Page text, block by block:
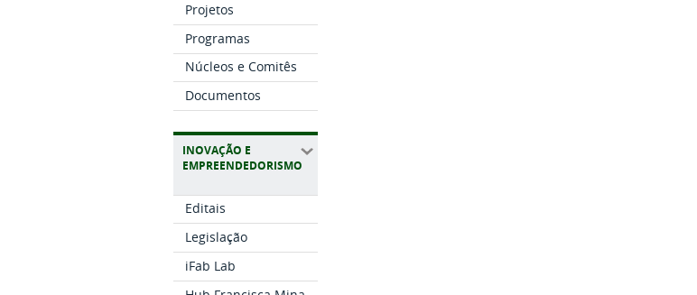
Projetos
Programas
Núcleos e Comitês
Documentos
INOVAÇÃO E
EMPREENDEDORISMO
Editais
Legislação
iFab Lab